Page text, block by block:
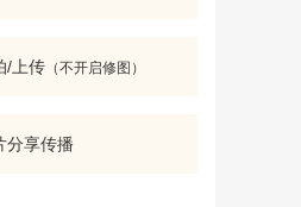
/上传 （不开启修图）
分享传播